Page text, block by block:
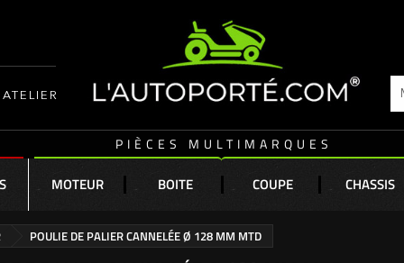
ATELIER
PIÈCES MULTIMARQUES
MOTEUR BOITE COUPE CHASSIS
POULIE DE PALIER CANNELÉE Ø 128 MM MTD